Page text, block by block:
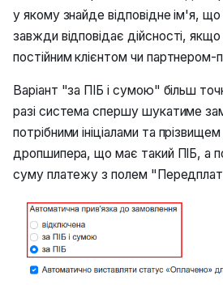
у якому знайде відповідне ім'я, що
завжди відповідає дійсності,
постійним клієнтом чи
Варіант "за ПІБ і сумою" більш
разі система спершу шукатиме
потрібними ініціалами та
дропшипера, що має такий ПІБ, а
суму платежу з полем